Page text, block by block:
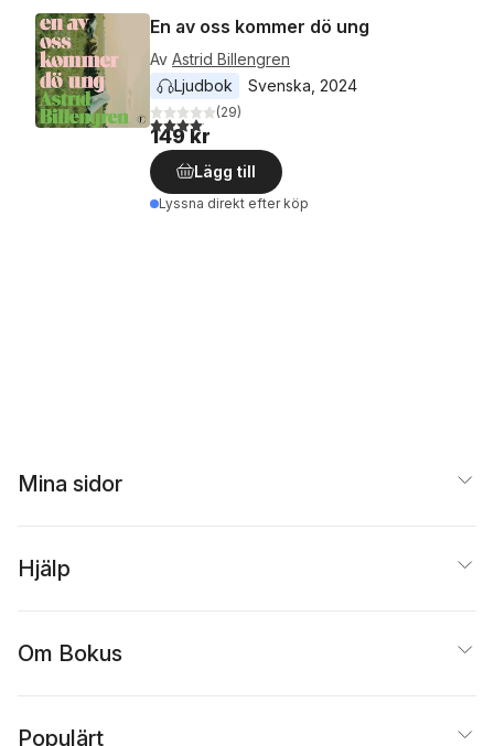
En av oss kommer dö ung
Av Astrid Billengren
Ljudbok
Svenska 2024
4,1utav 5 stjärnor. Totalt antal röster:
(29)
149 kr
Lägg till
Lyssna direkt efter köp
Mina sidor
Hjälp
Om Bokus
Populärt